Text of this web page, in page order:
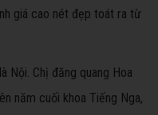
giá cao nét đẹp toát ra từ
Nội. Chị đăng quang Hoa
năm cuối khoa Tiếng Nga,